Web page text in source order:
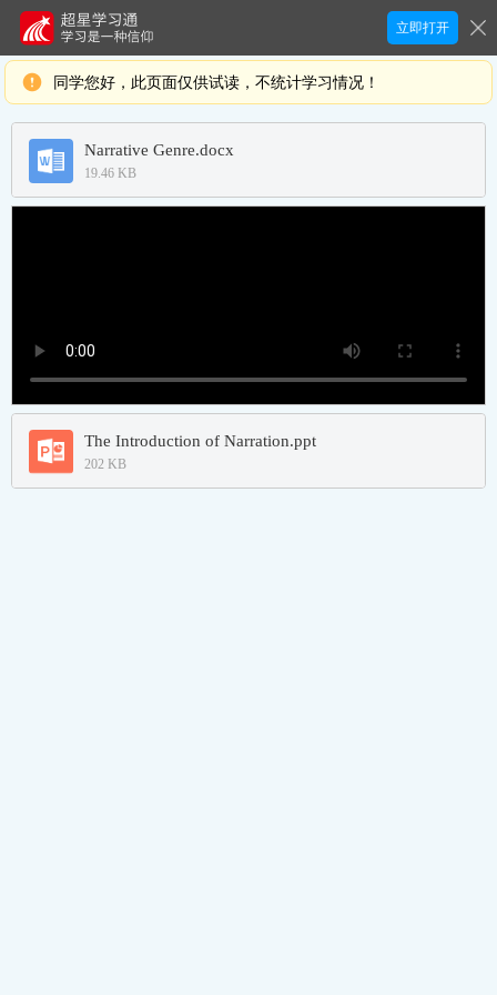
立即打开
同学您好，此页面仅供试读，不统计学习情况！